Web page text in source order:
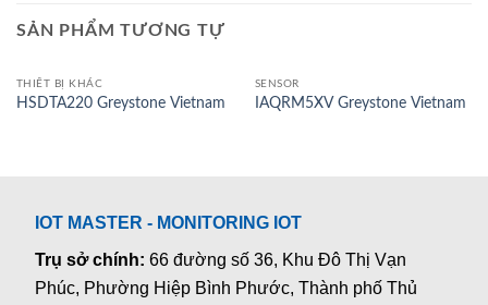
SẢN PHẨM TƯƠNG TỰ
THIẾT BỊ KHÁC
HSDTA220 Greystone Vietnam
SENSOR
IAQRM5XV Greystone Vietnam
IOT MASTER - MONITORING IOT
Trụ sở chính:66 đường số 36, Khu Đô Thị Vạn
Phúc, Phường Hiệp Bình Phước, Thành phố Thủ